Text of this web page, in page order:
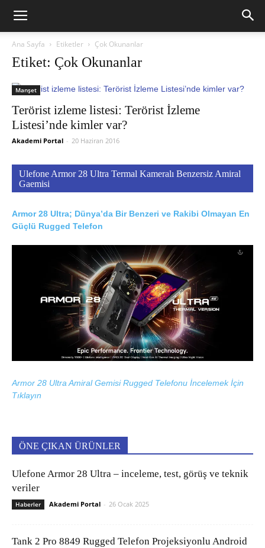
Ana Sayfa Etiketler Çok Okunanlar
Etiket: Çok Okunanlar
Manşet
Terörist izleme listesi: Terörist İzleme
Listesi’nde kimler var?
Akademi Portal - 20 Haziran 2016
Ulefone Armor 28 Ultra Termal Kameralı Benzersiz Amiral
Gaemisi
Armor 28 Ultra; Dünya’da Bir Benzeri ve Rakibi Olmayan En
Güçlü Rugged Telefon
Armor 28 Ultra Amiral Gemisi Rugged Telefonu İncelemek İçin
Tıklayın
ÖNE ÇIKAN ÜRÜNLER
Ulefone Armor 28 Ultra – inceleme, test, görüş ve teknik
veriler
Haberler Akademi Portal - 26 Ocak 2025
Tank 2 Pro 8849 Rugged Telefon Projeksiyonlu Android